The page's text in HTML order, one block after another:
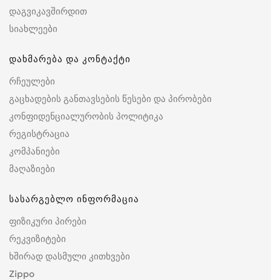
დაგვიკავშირდით
სიახლეები
დახმარება და კონტაქტი
რჩეულები
გაცხადების განთავსების წესები და პირობები
კონფიდენციალურობის პოლიტიკა
რეგისტრაცია
კომპანიები
მაღაზიები
სასარგებლო ინფორმაცია
ფიზიკური პირები
რეკვიზიტები
ხშირად დასმული კითხვები
Zippo